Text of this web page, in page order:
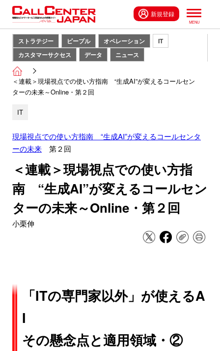
新規登録
ストラテジー ピープル オペレーション
IT
カスタマーサクセス
データ ニュース
＜連載＞現場視点での使い方指南 “生成AI”が変えるコールセン
ターの未来～Online・第２回
IT
現場視点での使い方指南 “生成AI”が変えるコールセンタ
ーの未来 第２回
＜連載＞現場視点での使い方指
南 “生成AI”が変えるコールセン
ターの未来～Online・第２回
小栗伸
「ITの専門家以外」が使えるA
I
その懸念点と適用領域・②